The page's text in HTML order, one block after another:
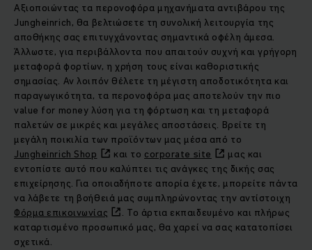
Αξιοποιώντας τα περονοφόρα μηχανήματα αντιβάρου της
Jungheinrich, θα βελτιώσετε τη συνολική λειτουργία της
αποθήκης σας επιτυγχάνοντας σημαντικά οφέλη άμεσα.
Άλλωστε, για περιβάλλοντα που απαιτούν συχνή και γρήγορη
μεταφορά φορτίων, η χρήση τους είναι καθοριστικής
σημασίας. Αν λοιπόν θέλετε τη μέγιστη αποδοτικότητα και
παραγωγικότητα, τα περονοφόρα μας αποτελούν την πιο
value for money λύση για τη φόρτωση και τη μεταφορά
παλετών σε μικρές και μεγάλες αποστάσεις. Βρείτε τη
μεγάλη ποικιλία των προϊόντων μας μέσα από το
Jungheinrich Shop
και το corporate site
μας και
εντοπίστε αυτό που καλύπτει τις ανάγκες της δικής σας
επιχείρησης. Για οποιαδήποτε απορία έχετε, μπορείτε πάντα
να λάβετε τη βοήθειά μας συμπληρώνοντας την αντίστοιχη
Φόρμα επικοινωνίας
. Το άρτια εκπαιδευμένο και πλήρως
καταρτισμένο προσωπικό μας, θα χαρεί να σας κατατοπίσει
σχετικά.